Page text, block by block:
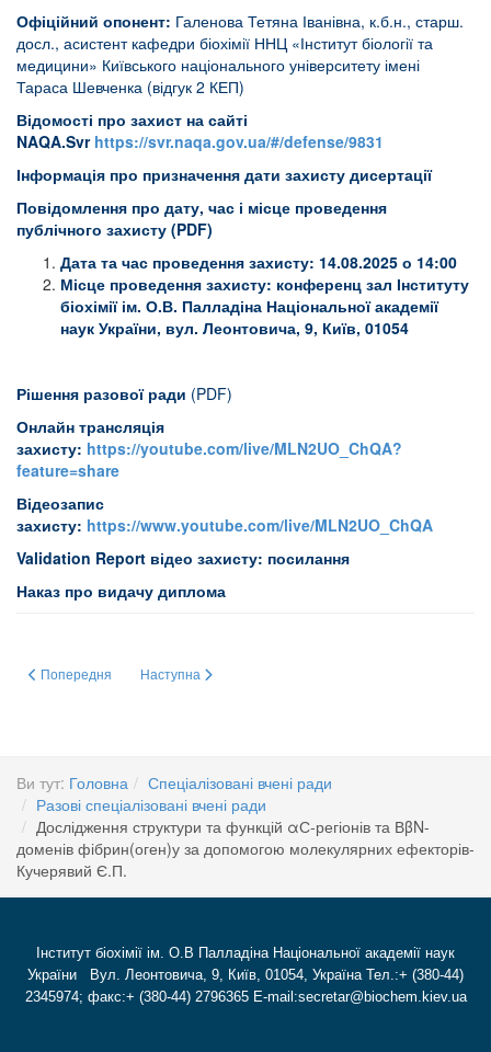
Офіційний опонент: Галенова Тетяна Іванівна, к.б.н., старш.
досл., асистент кафедри біохімії ННЦ «Інститут біології та
медицини» Київського національного університету імені
Тараса Шевченка (відгук 2 КЕП)
Відомості про захист на сайті
NAQA.Svr https://svr.naqa.gov.ua/#/defense/9831
Інформація про призначення дати захисту дисертації
Повідомлення про дату, час і місце проведення
публічного захисту (PDF)
Дата та час проведення захисту: 14.08.2025 о 14:00
Місце проведення захисту: конференц зал Інституту
біохімії ім. О.В. Палладіна Національної академії
наук України, вул. Леонтовича, 9, Київ, 01054
Рішення разової ради (PDF)
Онлайн трансляція
захисту: https://youtube.com/live/MLN2UO_ChQA?
feature=share
Відеозапис
захисту: https://www.youtube.com/live/MLN2UO_ChQA
Validation Report відео захисту: посилання
Наказ про видачу диплома
Попередня стаття: Вплив вуглецевих наночастинок на експресію генів
Попередня Наступна стаття: Антитромботична та
Наступна
Ви тут: Головна
Спеціалізовані вчені ради
Разові спеціалізовані вчені ради
Дослідження структури та функцій αС-регіонів та ВβN-
доменів фібрин(оген)у за допомогою молекулярних ефекторів-
Кучерявий Є.П.
Інститут біохімії ім. О.В Палладіна Національної академії наук
України Вул. Леонтовича, 9, Київ, 01054, Україна Тел.:+ (380-44)
2345974; факс:+ (380-44) 2796365 E-mail:secretar@biochem.kiev.ua